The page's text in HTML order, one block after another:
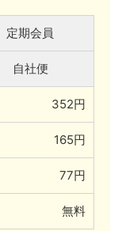
定期会員
自社便
352円
165円
77円
無料